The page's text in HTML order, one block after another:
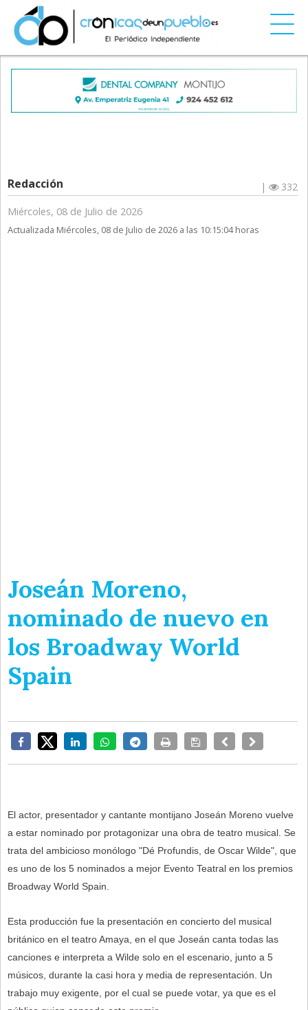
Redacción |
332
Miércoles, 08 de Julio de 2026
Actualizada Miércoles, 08 de Julio de 2026 a las 10:15:04 horas
Joseán Moreno,
nominado de nuevo en
los Broadway World
Spain
El actor, presentador y cantante montijano Joseán Moreno vuelve
a estar nominado por protagonizar una obra de teatro musical. Se
trata del ambicioso monólogo "Dé Profundis, de Oscar Wilde", que
es uno de los 5 nominados a mejor Evento Teatral en los premios
Broadway World Spain.
Esta producción fue la presentación en concierto del musical
británico en el teatro Amaya, en el que Joseán canta todas las
canciones e interpreta a Wilde solo en el escenario, junto a 5
músicos, durante la casi hora y media de representación. Un
trabajo muy exigente, por el cual se puede votar, ya que es el